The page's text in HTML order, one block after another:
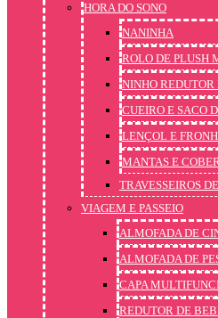
HORA DO SONO
NANINHA
ROLO DE PLUSH
NINHO REDUTOR
CUEIRO E SACO
LENÇOL E
MANTAS E
TRAVESSEIROS
VIAGEM E PASSEIO
ALMOFADA DE
ALMOFADA DE
CAPA
REDUTOR DE